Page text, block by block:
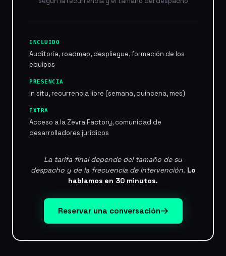
INCLUIDO
Auditoría, roadmap, despliegue, formación de los
equipos
PRESENCIA
In situ, recurrencia libre (semana, quincena, mes)
EXTRA
Acceso a la Zevra Factory, comunidad de
desarrolladores jurídicos
La tarifa final depende del tamaño de su
despacho y de la frecuencia de intervención. Lo
hablamos en 30 minutos.
Reservar una conversación